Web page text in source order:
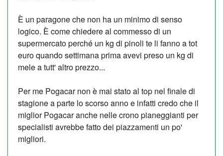
È un paragone che non ha un minimo di senso
logico. È come chiedere al commesso di un
supermercato perché un kg di pinoli te li fanno a tot
euro quando settimana prima avevi preso un kg di
mele a tutt' altro prezzo...
Per me Pogacar non è mai stato al top nel finale di
stagione a parte lo scorso anno e infatti credo che il
miglior Pogacar anche nelle crono pianeggianti per
specialisti avrebbe fatto dei piazzamenti un po'
migliori.